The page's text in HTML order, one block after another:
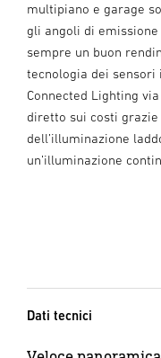
multipiano e garage
gli angoli di
sempre un buon
tecnologia dei
Connected Lighting
diretto sui costi grazie
dell’illuminazione
un’illuminazione
Dati tecnici